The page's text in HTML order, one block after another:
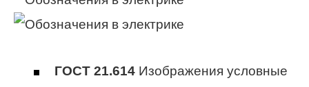
ГОСТ 21.614 Изображения условные